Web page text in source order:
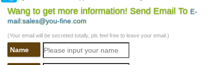
*Статуэтка Собака со щенками на золотых монетах.
160.*Статуэтка фарфоровая СОБАКА серия Цветок. 1 300.
КУПИТЬ. Код товара: AE-107938. *Статуэтка фарфоровая
ЩЕНОК серия Цветок.
Символ года 2018 – СОБАКА купить в Москва
Wang to get more information! Send Email To E-
mail:sales@you-fine.com
(Your email will be secreted totally, pls feel free to leave your email.)
Name